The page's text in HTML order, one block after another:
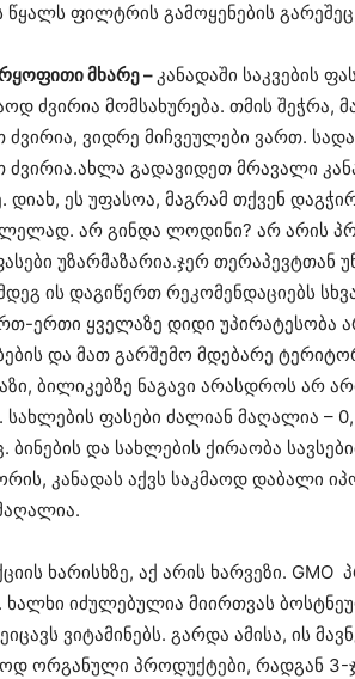
წყალს ფილტრის გამოყენების გარეშეც
მხარე –კანადაში საკვების
ძვირია მომსახურება. თმის შეჭრა,
ვიდრე მიჩვეულები ვართ.
გადავიდეთ მრავალი
დიახ, ეს უფასოა, მაგრამ თქვენ
არ გინდა ლოდინი? არ არის
უზარმაზარია.ჯერ თერაპევტთან
ის დაგიწერთ რეკომენდაციებს
ერთი ყველაზე დიდი უპირატესობა
და მათ გარშემო მდებარე
ბილიკებზე ნაგავი არასდროს არ
სახლების ფასები ძალიან მაღალია –
ბინების და სახლების ქირაობა
კანადას აქვს საკმაოდ დაბალი
ხარისხზე, აქ არის ხარვეზი. GMO
იძულებულია მიირთვას
ვიტამინებს. გარდა ამისა, ის
ორგანული პროდუქტები, რადგან 3-